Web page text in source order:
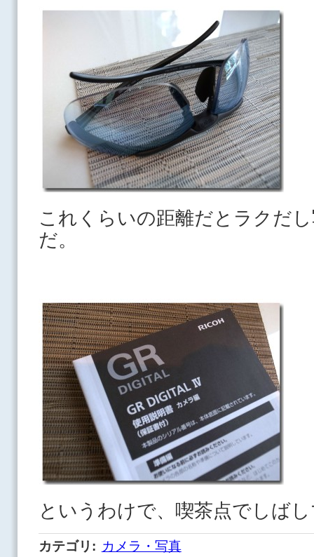
これくらいの距離だとラクだ
だ。
というわけで、喫茶点でしば
カテゴリ : カメラ・写真